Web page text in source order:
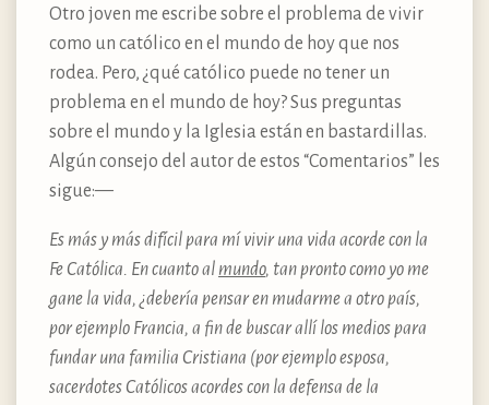
Otro joven me escribe sobre el problema de vivir
como un católico en el mundo de hoy que nos
rodea. Pero, ¿qué católico puede no tener un
problema en el mundo de hoy? Sus preguntas
sobre el mundo y la Iglesia están en bastardillas.
Algún consejo del autor de estos “Comentarios” les
sigue: —
Es más y más difícil para mí vivir una vida acorde con la
Fe Católica. En cuanto al mundo, tan pronto como yo me
gane la vida, ¿debería pensar en mudarme a otro país,
por ejemplo Francia, a fin de buscar allí los medios para
fundar una familia Cristiana (por ejemplo esposa,
sacerdotes Católicos acordes con la defensa de la